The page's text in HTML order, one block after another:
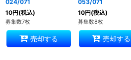
024/071
10円(税込)
募集数7枚
売却する
053/071
10円(税込)
募集数8枚
売却する